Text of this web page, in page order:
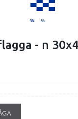
- n